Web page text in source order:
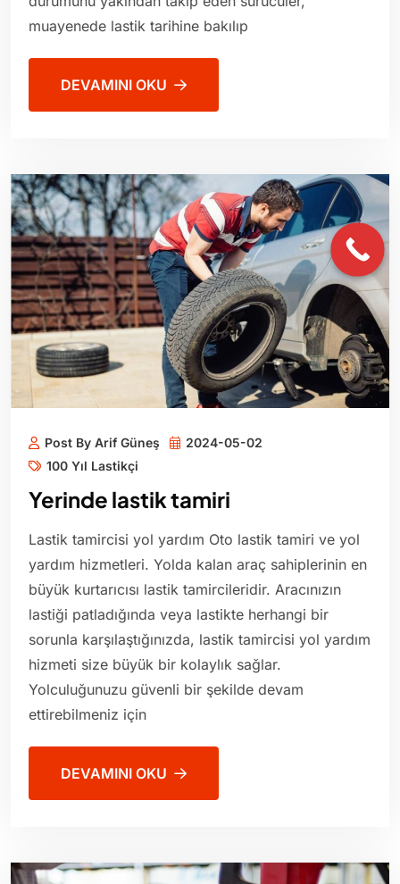
muayenede lastik tarihine bakılıp
DEVAMINI OKU
Post By Arif Güneş
2024-05-02
100 Yıl Lastikçi
Yerinde lastik tamiri
Lastik tamircisi yol yardım Oto lastik tamiri ve yol
yardım hizmetleri. Yolda kalan araç sahiplerinin en
büyük kurtarıcısı lastik tamircileridir. Aracınızın
lastiği patladığında veya lastikte herhangi bir
sorunla karşılaştığınızda, lastik tamircisi yol yardım
hizmeti size büyük bir kolaylık sağlar.
Yolculuğunuzu güvenli bir şekilde devam
ettirebilmeniz için
DEVAMINI OKU